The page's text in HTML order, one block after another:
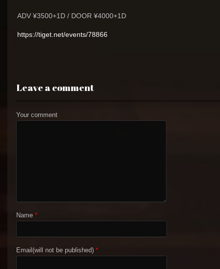
ADV ¥3500+1D / DOOR ¥4000+1D
https://tiget.net/events/78866
Leave a comment
Your comment
Name *
Email(will not be published) *